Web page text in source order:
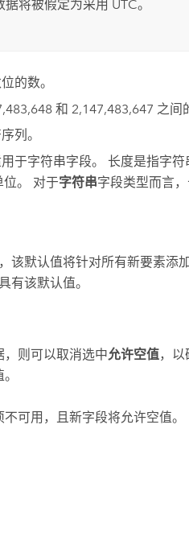
将被假定为采用 UTC。
的数。
和 2,147,483,647 之间
列。
于字符串字段。 长度是指字符
。 对于字符串字段类型而言
该默认值将针对所有新要素添
有该默认值。
则可以取消选中允许空值，
可用，且新字段将允许空值。